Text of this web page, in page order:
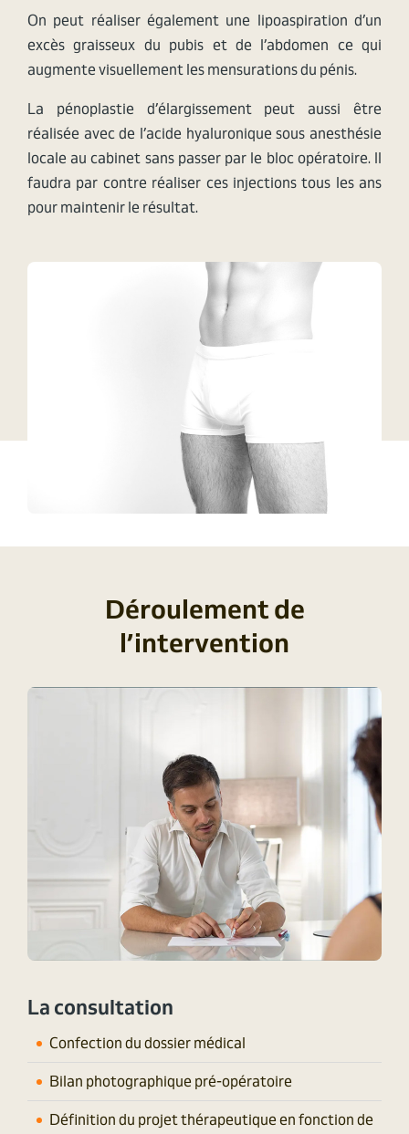
On peut réaliser également une lipoaspiration d’un
excès graisseux du pubis et de l’abdomen ce qui
augmente visuellement les mensurations du pénis.
La pénoplastie d’élargissement peut aussi être
réalisée avec de l’acide hyaluronique sous anesthésie
locale au cabinet sans passer par le bloc opératoire. Il
faudra par contre réaliser ces injections tous les ans
pour maintenir le résultat.
Déroulement de
l’intervention
La consultation
Confection du dossier médical
Bilan photographique pré-opératoire
Définition du projet thérapeutique en fonction de